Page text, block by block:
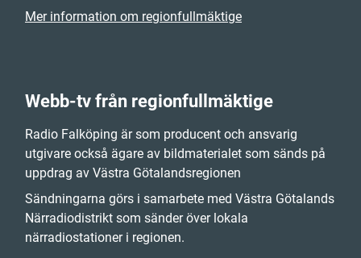
Mer information om regionfullmäktige
Webb-tv från regionfullmäktige
Radio Falköping är som producent och ansvarig
utgivare också ägare av bildmaterialet som sänds på
uppdrag av Västra Götalandsregionen
Sändningarna görs i samarbete med Västra Götalands
Närradiodistrikt som sänder över lokala
närradiostationer i regionen.